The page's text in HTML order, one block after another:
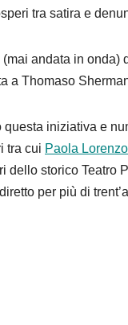
tra satira e
andata in onda)
a Thomaso
iniziativa e
tra cui Paola
dello storico Teatro
per più di